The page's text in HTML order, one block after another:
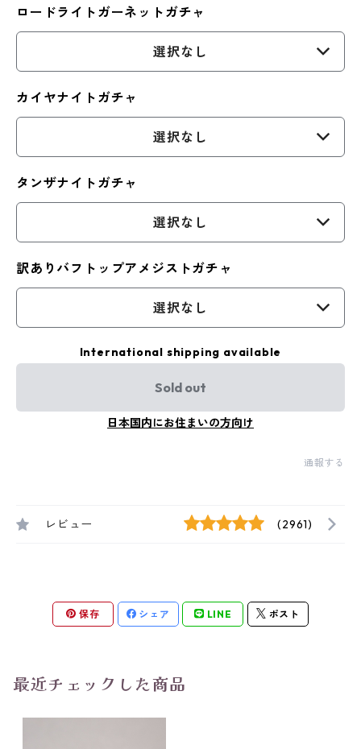
ロードライトガーネットガチャ
選択なし
カイヤナイトガチャ
選択なし
タンザナイトガチャ
選択なし
訳ありバフトップアメジストガチャ
選択なし
International shipping available
Sold out
日本国内にお住まいの方向け
通報する
レビュー (2961)
保存 シェア LINE ポスト
最近チェックした商品